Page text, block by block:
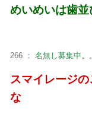
めいめいは歯
266 ： 名無し募集中。
スマイレージ
な